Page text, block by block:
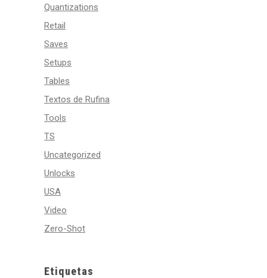
Quantizations
Retail
Saves
Setups
Tables
Textos de Rufina
Tools
TS
Uncategorized
Unlocks
USA
Video
Zero-Shot
Etiquetas